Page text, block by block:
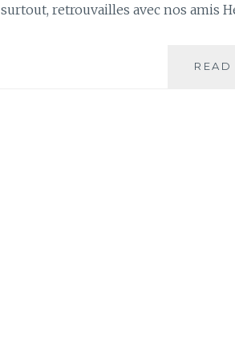
surtout, retrouvailles avec nos amis
READ